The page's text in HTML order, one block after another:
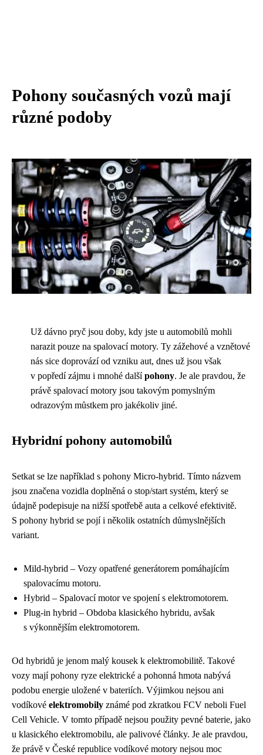
Pohony současných vozů mají
různé podoby
Už dávno pryč jsou doby, kdy jste u automobilů mohli
narazit pouze na spalovací motory. Ty zážehové a vznětové
nás sice doprovází od vzniku aut, dnes už jsou však
v popředí zájmu i mnohé dalšípohony. Je ale pravdou, že
právě spalovací motory jsou takovým pomyslným
odrazovým můstkem pro jakékoliv jiné.
Hybridní pohony automobilů
Setkat se lze například s pohony Micro-hybrid. Tímto názvem
jsou značena vozidla doplněná o stop/start systém, který se
údajně podepisuje na nižší spotřebě auta a celkové efektivitě.
S pohony hybrid se pojí i několik ostatních důmyslnějších
variant.
Mild-hybrid – Vozy opatřené generátorem pomáhajícím
spalovacímu motoru.
Hybrid – Spalovací motor ve spojení s elektromotorem.
Plug-in hybrid – Obdoba klasického hybridu, avšak
s výkonnějším elektromotorem.
Od hybridů je jenom malý kousek k elektromobilitě. Takové
vozy mají pohony ryze elektrické a pohonná hmota nabývá
podobu energie uložené v bateriích. Výjimkou nejsou ani
vodíkové elektromobily známé pod zkratkou FCV neboli Fuel
Cell Vehicle. V tomto případě nejsou použity pevné baterie, jako
u klasického elektromobilu, ale palivové články. Je ale pravdou,
že právě v České republice vodíkové motory nejsou moc